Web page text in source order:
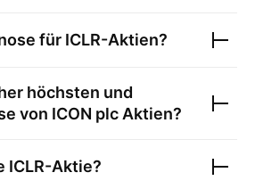
für ICLR-Aktien?
höchsten und
von ICON plc Aktien?
ICLR-Aktie?